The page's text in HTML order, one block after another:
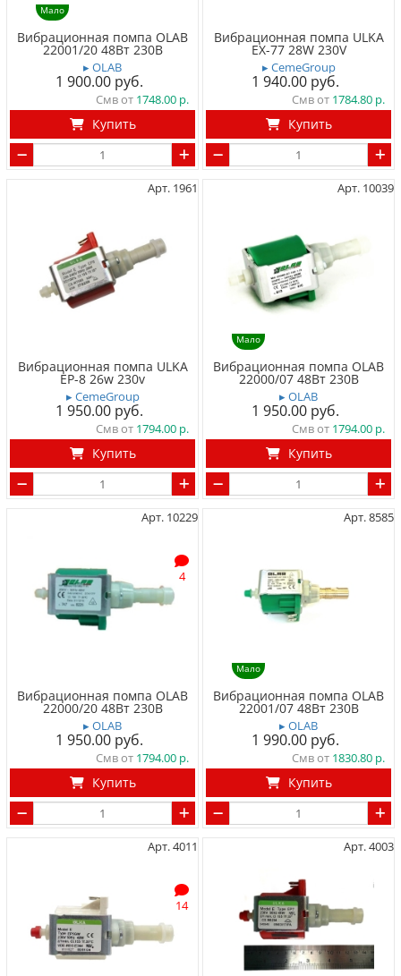
Мало
Вибрационная помпа OLAB
22001/20 48Вт 230В
▸ OLAB
1 900.00
Смв от 1748.00
Купить
Вибрационная помпа ULKA
EX-77 28W 230V
▸ CemeGroup
1 940.00
Смв от 1784.80
Купить
Арт. 1961
Вибрационная помпа ULKA
EP-8 26w 230v
▸ CemeGroup
1 950.00
Смв от 1794.00
Купить
Арт. 10039
Мало
Вибрационная помпа OLAB
22000/07 48Вт 230В
▸ OLAB
1 950.00
Смв от 1794.00
Купить
Арт. 10229
4
Вибрационная помпа OLAB
22000/20 48Вт 230В
▸ OLAB
1 950.00
Смв от 1794.00
Купить
Арт. 8585
Мало
Вибрационная помпа OLAB
22001/07 48Вт 230В
▸ OLAB
1 990.00
Смв от 1830.80
Купить
Арт. 4011
14
Арт. 4003